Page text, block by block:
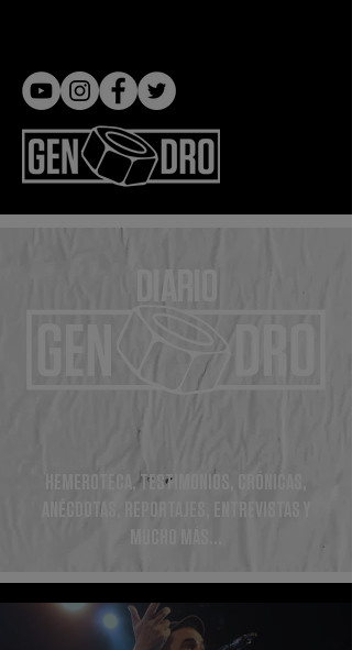
DIARIO
HEMEROTECA, TESTIMONIOS, CRÓNICAS,
ANÉCDOTAS, REPORTAJES, ENTREVISTAS Y